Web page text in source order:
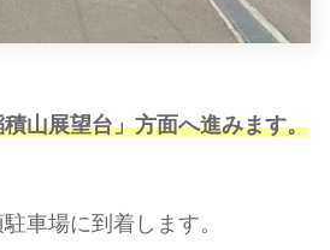
山展望台」方面へ進みます。
車場に到着します。